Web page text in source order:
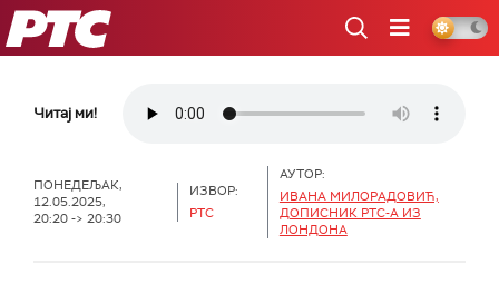
РТС
Читај ми!
ПОНЕДЕЉАК,
12.05.2025,
20:20 -> 20:30
ИЗВОР:
РТС
АУТОР:
ИВАНА МИЛОРАДОВИЋ,
ДОПИСНИК РТС-А ИЗ
ЛОНДОНА